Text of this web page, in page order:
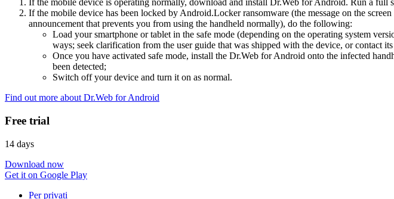
If the mobile device is operating normally, download and install Dr.Web for Android. Run a full
If the mobile device has been locked by Android.Locker ransomware (the message on the
announcement that prevents you from using the handheld normally), do the following:
Load your smartphone or tablet in the safe mode (depending on the operating system
ways; seek clarification from the user guide that was shipped with the device, or contact
Once you have activated safe mode, install the Dr.Web for Android onto the infected
been detected;
Switch off your device and turn it on as normal.
Find out more about Dr.Web for Android
Free trial
14 days
Download now
Get it on Google Play
Per privati